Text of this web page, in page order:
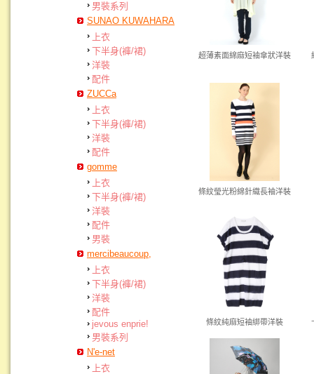
男裝系列
SUNAO KUWAHARA
上衣
下半身(褲/裙)
洋裝
配件
ZUCCa
上衣
下半身(褲/裙)
洋裝
配件
gomme
上衣
下半身(褲/裙)
洋裝
配件
男裝
mercibeaucoup,
上衣
下半身(褲/裙)
洋裝
配件
jevous enprie!
男裝系列
N'e-net
上衣
超薄素面綿麻短袖傘狀洋裝
條紋瑩光粉綿針織長袖洋裝
條紋純麻短袖綁帶洋裝